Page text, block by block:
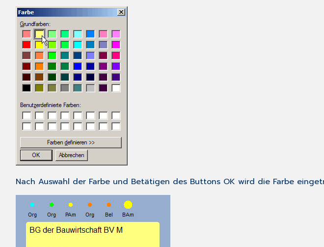
Nach Auswahl der Farbe und Betätigen des Buttons OK wird die Farbe